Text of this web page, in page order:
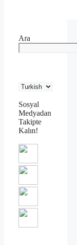
Ara
Sosyal
Medyadan
Takipte
Kalın!